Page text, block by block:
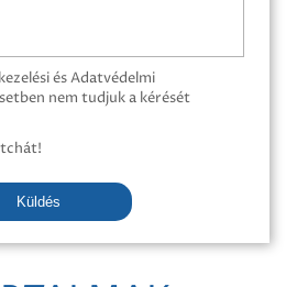
és Adatvédelmi
nem tudjuk a kérését
Küldés